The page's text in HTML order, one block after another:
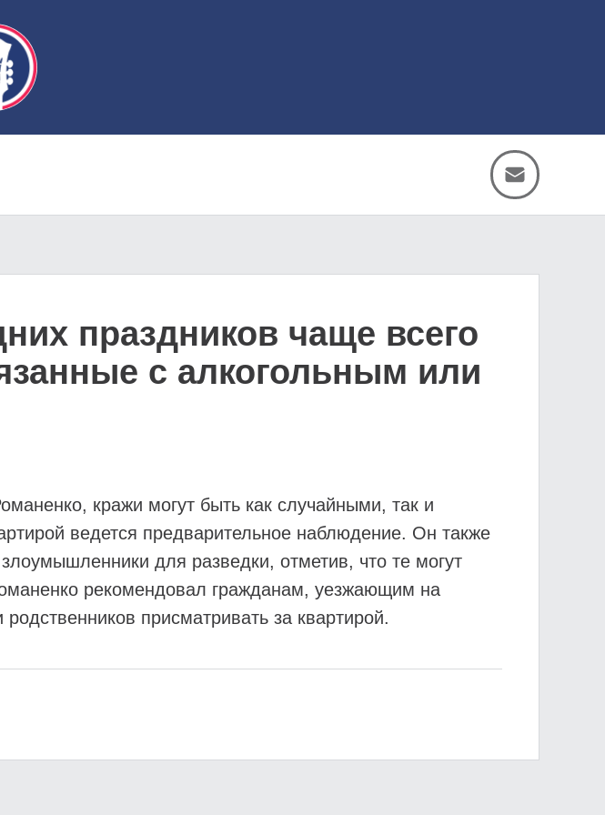
праздников чаще всего
с алкогольным или
кражи могут быть как случайными, так и
ведется предварительное наблюдение. Он также
для разведки, отметив, что те могут
рекомендовал гражданам, уезжающим на
присматривать за квартирой.